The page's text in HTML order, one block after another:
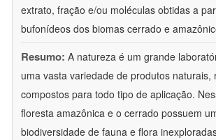
extrato, fração e/ou moléculas obtidas a
bufonídeos dos biomas cerrado e
Resumo: A natureza é um grande
uma vasta variedade de produtos naturais,
compostos para todo tipo de aplicação.
floresta amazônica e o cerrado possuem
biodiversidade de fauna e flora